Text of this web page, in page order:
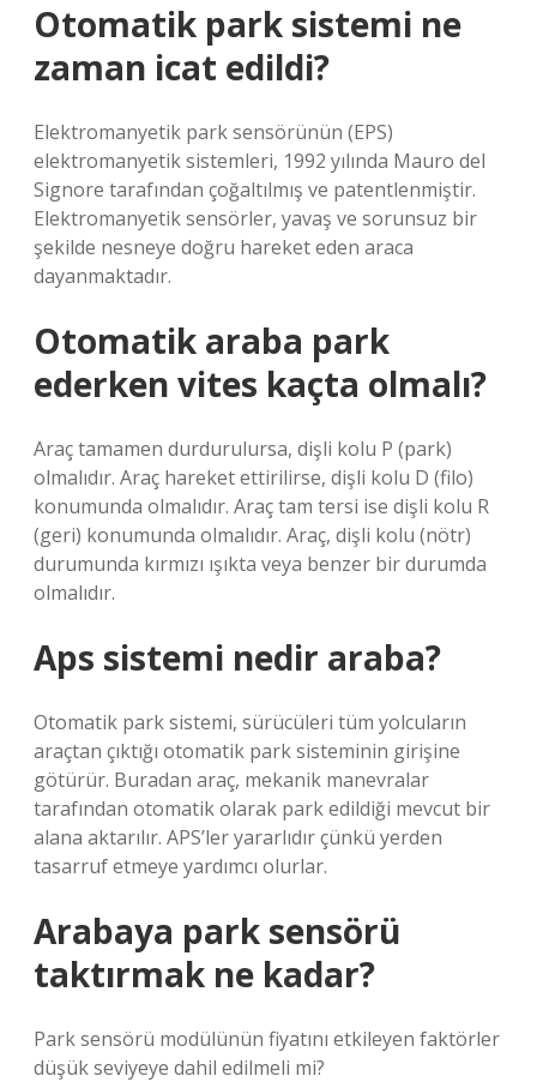
Otomatik park sistemi ne
zaman icat edildi?
Elektromanyetik park sensörünün (EPS)
elektromanyetik sistemleri, 1992 yılında Mauro del
Signore tarafından çoğaltılmış ve patentlenmiştir.
Elektromanyetik sensörler, yavaş ve sorunsuz bir
şekilde nesneye doğru hareket eden araca
dayanmaktadır.
Otomatik araba park
ederken vites kaçta olmalı?
Araç tamamen durdurulursa, dişli kolu P (park)
olmalıdır. Araç hareket ettirilirse, dişli kolu D (filo)
konumunda olmalıdır. Araç tam tersi ise dişli kolu R
(geri) konumunda olmalıdır. Araç, dişli kolu (nötr)
durumunda kırmızı ışıkta veya benzer bir durumda
olmalıdır.
Aps sistemi nedir araba?
Otomatik park sistemi, sürücüleri tüm yolcuların
araçtan çıktığı otomatik park sisteminin girişine
götürür. Buradan araç, mekanik manevralar
tarafından otomatik olarak park edildiği mevcut bir
alana aktarılır. APS’ler yararlıdır çünkü yerden
tasarruf etmeye yardımcı olurlar.
Arabaya park sensörü
taktırmak ne kadar?
Park sensörü modülünün fiyatını etkileyen faktörler
düşük seviyeye dahil edilmeli mi?